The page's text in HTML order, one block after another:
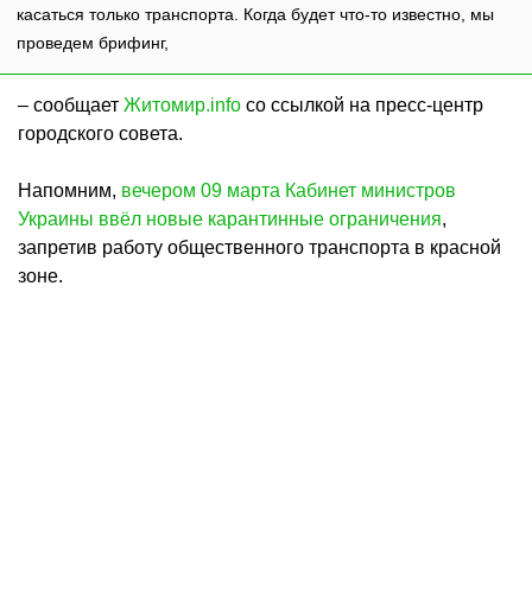
касаться только транспорта. Когда будет что-то известно, мы
проведем брифинг,
– сообщает Житомир.info со ссылкой на пресс-центр
городского совета.
Напомним, вечером 09 марта Кабинет министров
Украины ввёл новые карантинные ограничения,
запретив работу общественного транспорта в красной
зоне.